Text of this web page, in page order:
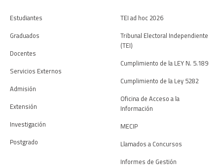
Estudiantes
Graduados
Docentes
Servicios Externos
Admisión
Extensión
Investigación
Postgrado
TEI ad hoc 2026
Tribunal Electoral Independiente
(TEI)
Cumplimiento de la LEY N. 5.189
Cumplimiento de la Ley 5282
Oficina de Acceso a la
Información
MECIP
Llamados a Concursos
Informes de Gestión